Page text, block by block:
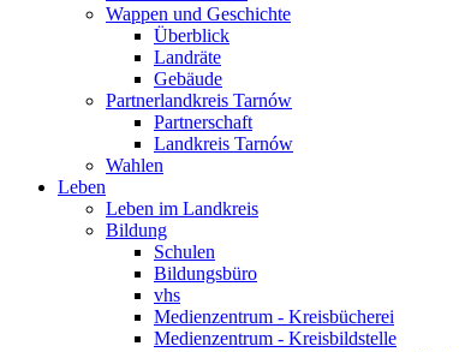
Wappen und Geschichte
Überblick
Landräte
Gebäude
Partnerlandkreis Tarnów
Partnerschaft
Landkreis Tarnów
Wahlen
Leben
Leben im Landkreis
Bildung
Schulen
Bildungsbüro
vhs
Medienzentrum - Kreisbücherei
Medienzentrum - Kreisbildstelle